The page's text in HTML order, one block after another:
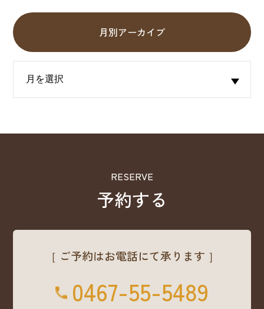
月別アーカイブ
RESERVE
予約する
［ ご予約はお電話にて承ります ］
0467-55-5489